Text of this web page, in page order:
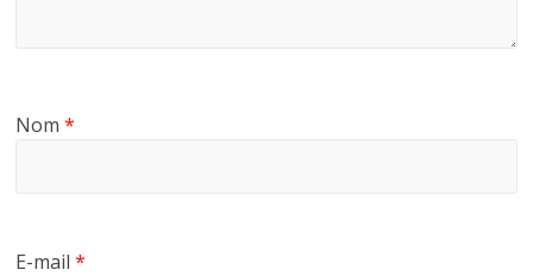
Nom*
E-mail*